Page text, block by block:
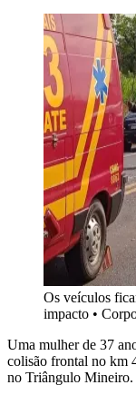
Os veículos
impacto •
Uma mulher de 37
colisão frontal no km
no Triângulo Mineiro.